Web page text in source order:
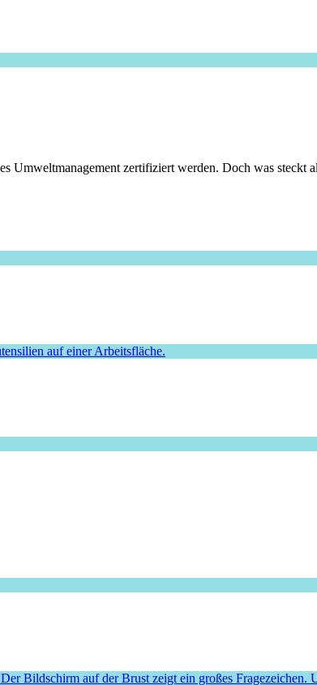
zertifiziert werden. Doch was steckt